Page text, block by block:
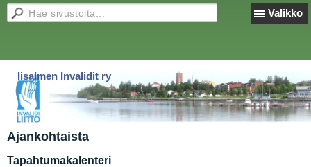
Valikko
Iisalmen Invalidit ry
Ajankohtaista
Tapahtumakalenteri